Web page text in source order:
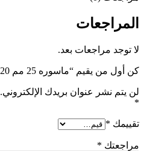
المراجعات
لا توجد مراجعات بعد.
كن أول من يقيم “ماسوره 25 مم PN20 ضمان خمسون عاما YP”
لن يتم نشر عنوان بريدك الإلكتروني.
*
تقييمك *
مراجعتك *